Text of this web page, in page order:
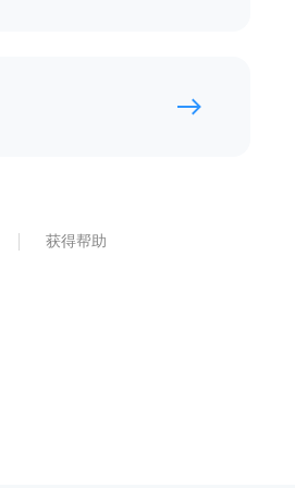
获得帮助